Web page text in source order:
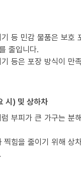
등 민감 물품은 보호
줄입니다.
등은 포장 방식이 만
시) 및 상하차
부피가 큰 가구는 분
찍힘을 줄이기 위해 상